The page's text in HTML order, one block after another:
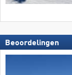
Beoordelingen